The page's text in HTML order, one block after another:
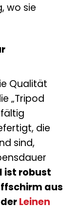
wo sie
Qualität
„Tripod
die
sind,
ist robust
aus
Leinen